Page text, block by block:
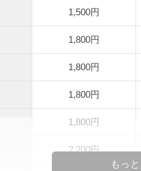
1,500円
1,800円
1,800円
1,800円
1,800円
2,200円
もっ